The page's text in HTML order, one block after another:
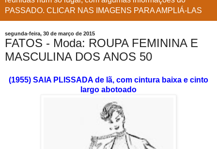
PASSADO. CLICAR NAS IMAGENS PARA AMPLIÁ-LAS
segunda-feira, 30 de março de 2015
FATOS - Moda: ROUPA FEMININA E
MASCULINA DOS ANOS 50
(1955) SAIA PLISSADA de lã, com cintura baixa e cinto
largo abotoado